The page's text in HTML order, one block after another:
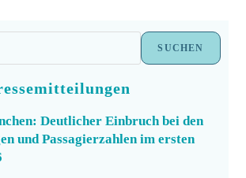
SUCHEN
Deutlicher Einbruch bei den
und Passagierzahlen im ersten